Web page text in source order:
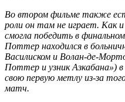
Во втором фильме также
роли он там не играет. Как
смогла победить в
Поттер находился в
Василиском и Волан-де-
Поттер и узник Азкабана»)
свою первую метлу из-за
матч.